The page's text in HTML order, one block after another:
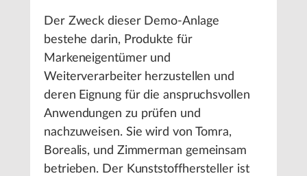
Der Zweck dieser Demo-Anlage
bestehe darin, Produkte für
Markeneigentümer und
Weiterverarbeiter herzustellen und
deren Eignung für die anspruchsvollen
Anwendungen zu prüfen und
nachzuweisen. Sie wird von Tomra,
Borealis, und Zimmerman gemeinsam
betrieben. Der Kunststoffhersteller ist